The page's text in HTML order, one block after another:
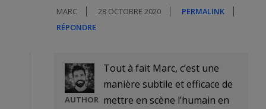
MARC 28 OCTOBRE 2020
PERMALINK
RÉPONDRE
AUTHOR
Tout à fait Marc, c’est une
manière subtile et efficace de
mettre en scène l’humain en